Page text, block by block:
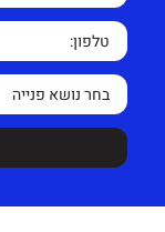
נסיעה.
ומפואר צבוע בתנור.
אחריות שנה למעט
שולחן מיוצר
זמן אספקה 14 ימי עסקים.